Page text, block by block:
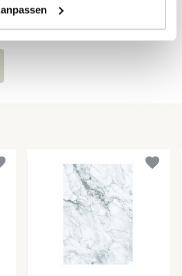
over dit product..